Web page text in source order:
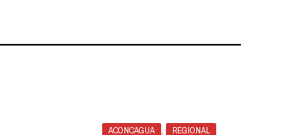
ACONCAGUA , REGIONAL